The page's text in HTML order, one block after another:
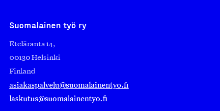
Suomalainen työ ry
Eteläranta 14,
00130 Helsinki
Finland
asiakaspalvelu@suomalainentyo.fi
laskutus@suomalainentyo.fi